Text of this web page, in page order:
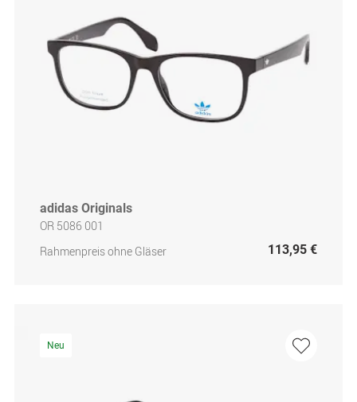
adidas Originals
OR 5086 001
Rahmenpreis ohne Gläser
113,95 €
Neu